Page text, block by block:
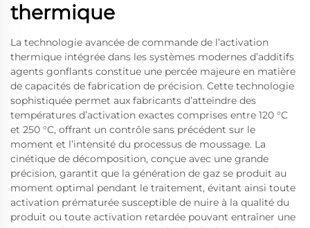
thermique
La technologie avancée de commande de l’activation
thermique intégrée dans les systèmes modernes d’additifs
agents gonflants constitue une percée majeure en matière
de capacités de fabrication de précision. Cette technologie
sophistiquée permet aux fabricants d’atteindre des
températures d’activation exactes comprises entre 120 °C
et 250 °C, offrant un contrôle sans précédent sur le
moment et l’intensité du processus de moussage. La
cinétique de décomposition, conçue avec une grande
précision, garantit que la génération de gaz se produit au
moment optimal pendant le traitement, évitant ainsi toute
activation prématurée susceptible de nuire à la qualité du
produit ou toute activation retardée pouvant entraîner une